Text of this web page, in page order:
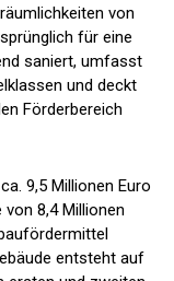
von
für eine
saniert, umfasst
und deckt
Förderbereich
9,5 Millionen Euro
8,4 Millionen
entsteht auf